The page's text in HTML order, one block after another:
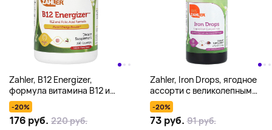
Zahler, B12 Energizer,
формула витамина B12 и
фолиевой кислоты,
натуральная вишня, 360
пастилок
-20%
176 руб. 220 руб.
Zahler, Iron Drops, ягодное
ассорти с великолепным
вкусом, 59 мл (2 жидк. унц.)
-20%
73 руб. 91 руб.